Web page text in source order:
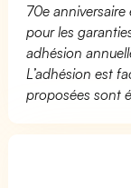
70e
pour les
adhésion
L’adhésion est
proposées sont